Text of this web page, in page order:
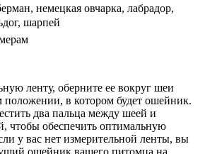
немецкая овчарка, лабрадор,
шарпей
ленту, оберните ее вокруг шеи
положении, в котором будет ошейник.
два пальца между шеей и
чтобы обеспечить оптимальную
у вас нет измерительной ленты, вы